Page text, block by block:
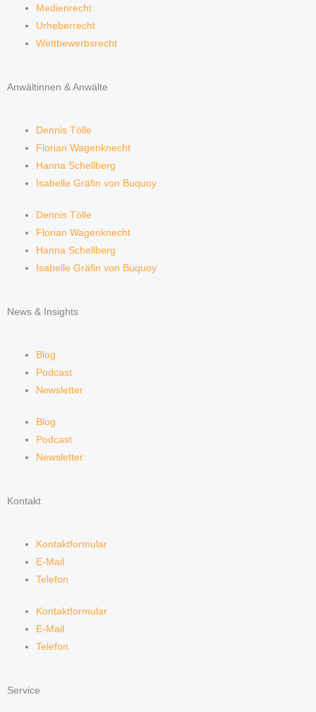
Medienrecht
Urheberrecht
Wettbewerbsrecht
Anwältinnen & Anwälte
Dennis Tölle
Florian Wagenknecht
Hanna Schellberg
Isabelle Gräfin von Buquoy
Dennis Tölle
Florian Wagenknecht
Hanna Schellberg
Isabelle Gräfin von Buquoy
News & Insights
Blog
Podcast
Newsletter
Blog
Podcast
Newsletter
Kontakt
Kontaktformular
E-Mail
Telefon
Kontaktformular
E-Mail
Telefon
Service